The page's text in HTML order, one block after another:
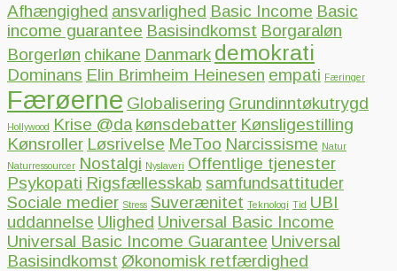
Afhængighed ansvarlighed Basic Income Basic
income guarantee Basisindkomst Borgaraløn
Borgerløn chikane Danmark demokrati
Dominans Elin Brimheim Heinesen empati Færinger
Færøerne Globalisering Grundinntøkutrygd
Hollywood Krise @da kønsdebatter Kønsligestilling
Kønsroller Løsrivelse MeToo Narcissisme Natur
Naturressourcer Nostalgi Nyslaveri Offentlige tjenester
Psykopati Rigsfællesskab samfundsattituder
Sociale medier Stress Suverænitet Teknologi Tid UBI
uddannelse Ulighed Universal Basic Income
Universal Basic Income Guarantee Universal
Basisindkomst Økonomisk retfærdighed